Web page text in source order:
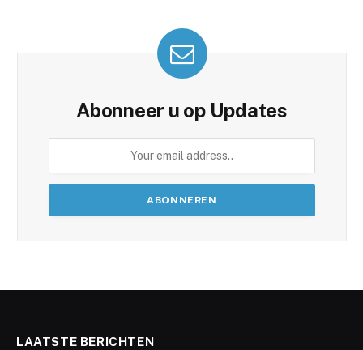
Abonneer u op Updates
LAATSTE BERICHTEN